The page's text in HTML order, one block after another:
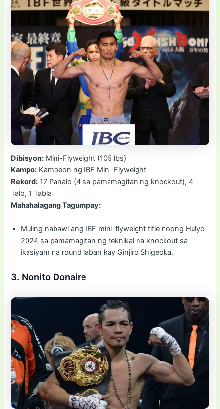
Dibisyon: Mini-Flyweight (105 lbs)
Kampo: Kampeon ng IBF Mini-Flyweight
Rekord: 17 Panalo (4 sa pamamagitan ng knockout), 4
Talo, 1 Tabla
Mahahalagang Tagumpay:
Muling nabawi ang IBF mini-flyweight title noong Hulyo
2024 sa pamamagitan ng teknikal na knockout sa
ikasiyam na round laban kay Ginjiro Shigeoka.
3. Nonito Donaire